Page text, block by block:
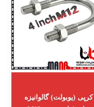
کرپی (یوبولت) گالوانیزه